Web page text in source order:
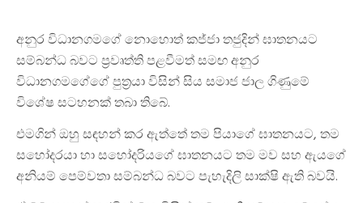
අනුර විධානගමගේ නොහොත් කජ්ජා තජුදින් ඝාතනයට
සම්බන්ධ බවට ප්‍රවෘත්ති පළවීමත් සමඟ අනුර
විධානගමගේගේ පුත්‍රයා විසින් සිය සමාජ ජාල ගිණුමේ
විශේෂ සටහනක් තබා තිබේ.
එමගින් ඔහු සඳහන් කර ඇත්තේ තම පියාගේ ඝාතනයට, තම
සහෝදරයා හා සහෝදරියගේ ඝාතනයට තම මව සහ ඇයගේ
අනියම් පෙම්වතා සම්බන්ධ බවට පැහැදිලි සාක්ෂි ඇති බවයි.